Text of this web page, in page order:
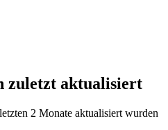
zuletzt aktualisiert
2 Monate aktualisiert wurden